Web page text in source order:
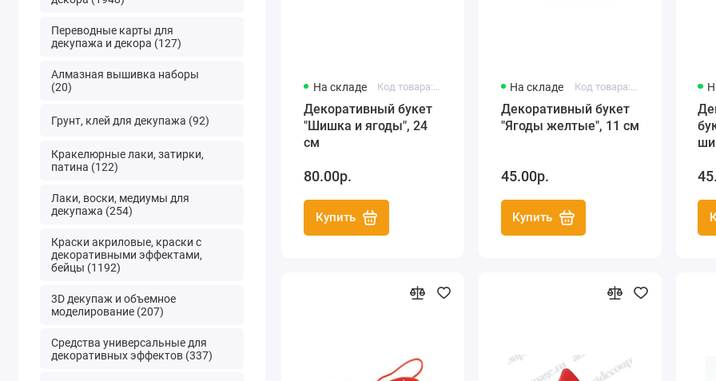
Переводные карты для
декупажа и декора (127)
Алмазная вышивка наборы
(20)
Грунт, клей для декупажа (92)
Кракелюрные лаки, затирки,
патина (122)
Лаки, воски, медиумы для
декупажа (254)
Краски акриловые, краски с
декоративными эффектами,
бейцы (1192)
3D декупаж и объемное
моделирование (207)
Средства универсальные для
декоративных эффектов (337)
На складе Код товара: DKB207
Декоративный букет
"Шишка и ягоды", 24
см
80.00р.
Купить
На складе Код товара: DKB030A
Декоративный букет
"Ягоды желтые", 11 см
45.00р.
Купить